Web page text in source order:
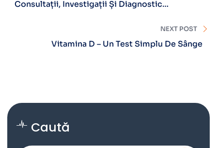
Consultații, Investigații Și Diagnostic
NEXT POST
Vitamina D – Un Test Simplu De Sânge
Caută